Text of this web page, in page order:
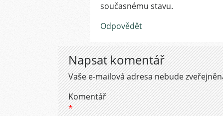
současnému stavu.
Odpovědět
Napsat komentář
Vaše e-mailová adresa nebude
Komentář
*